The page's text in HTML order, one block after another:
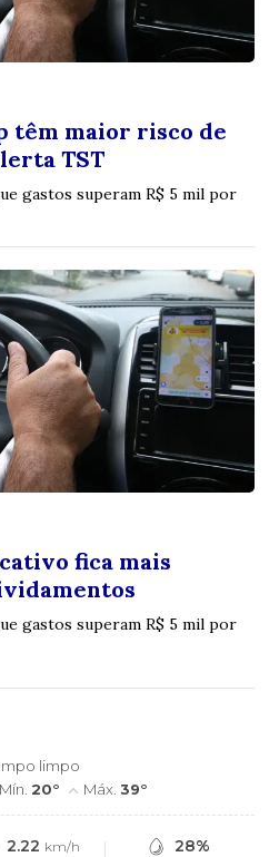
têm maior risco de
TST
gastos superam R$ 5 mil por
fica mais
gastos superam R$ 5 mil por
limpo
Mín.20° Máx.39°
2.22 km/h 28%